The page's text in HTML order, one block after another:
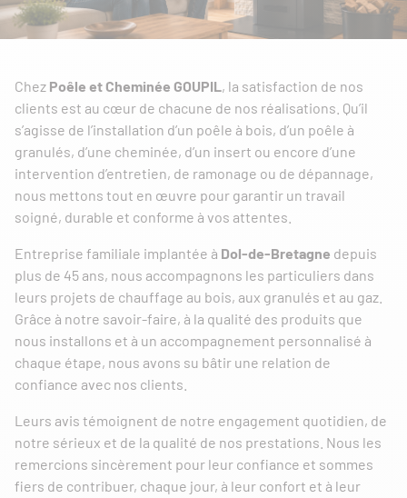
Chez Poêle et Cheminée GOUPIL, la satisfaction de nos
clients est au cœur de chacune de nos réalisations. Qu’il
s’agisse de l’installation d’un poêle à bois, d’un poêle à
granulés, d’une cheminée, d’un insert ou encore d’une
intervention d’entretien, de ramonage ou de dépannage,
nous mettons tout en œuvre pour garantir un travail
soigné, durable et conforme à vos attentes.
Entreprise familiale implantée à Dol-de-Bretagne depuis
plus de 45 ans, nous accompagnons les particuliers dans
leurs projets de chauffage au bois, aux granulés et au gaz.
Grâce à notre savoir-faire, à la qualité des produits que
nous installons et à un accompagnement personnalisé à
chaque étape, nous avons su bâtir une relation de
confiance avec nos clients.
Leurs avis témoignent de notre engagement quotidien, de
notre sérieux et de la qualité de nos prestations. Nous les
remercions sincèrement pour leur confiance et sommes
fiers de contribuer, chaque jour, à leur confort et à leur